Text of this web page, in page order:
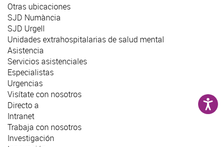
Otras ubicaciones
SJD Numància
SJD Urgell
Unidades extrahospitalarias de salud mental
Asistencia
Servicios asistenciales
Especialistas
Urgencias
Visítate con nosotros
Directo a
Intranet
Trabaja con nosotros
Investigación